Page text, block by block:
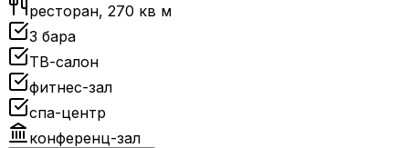
ресторан, 270 кв м
3 бара
ТВ-салон
фитнес-зал
спа-центр
конференц-зал